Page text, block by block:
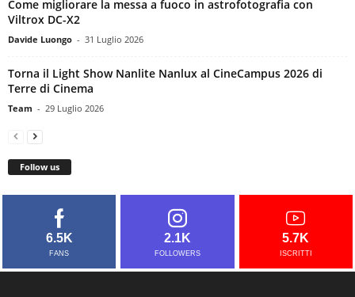
Come migliorare la messa a fuoco in astrofotografia con
Viltrox DC-X2
Davide Luongo - 31 Luglio 2026
Torna il Light Show Nanlite Nanlux al CineCampus 2026 di
Terre di Cinema
Team - 29 Luglio 2026
Follow us
6.5K
FANS
2.1K
FOLLOWERS
5.7K
ISCRITTI